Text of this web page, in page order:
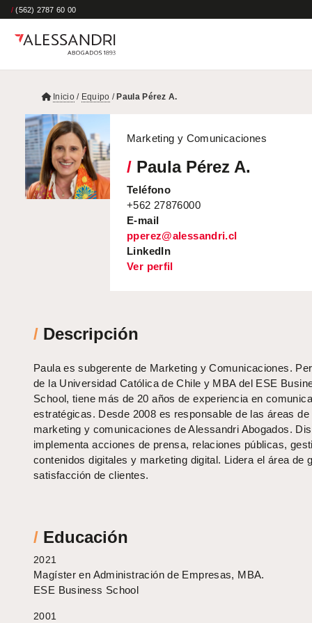
/ (562) 2787 60 00
Inicio/ Equipo / Paula Pérez A.
Marketing y Comunicaciones
/ Paula Pérez A.
Teléfono
+562 27876000
E-mail
pperez@alessandri.cl
LinkedIn
Ver perfil
/ Descripción
Paula es subgerente de Marketing y Comunicaciones.
de la Universidad Católica de Chile y MBA del ESE
School, tiene más de 20 años de experiencia en
estratégicas. Desde 2008 es responsable de las áreas de
marketing y comunicaciones de Alessandri Abogados.
implementa acciones de prensa, relaciones públicas,
contenidos digitales y marketing digital. Lidera el área de
satisfacción de clientes.
/ Educación
2021
Magíster en Administración de Empresas, MBA.
ESE Business School
2001